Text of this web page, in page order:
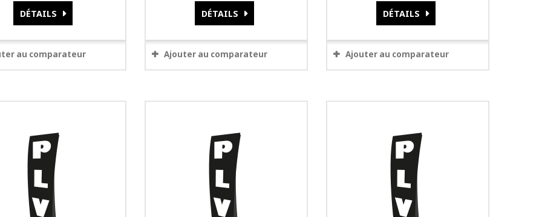
DÉTAILS
au comparateur
DÉTAILS
Ajouter au comparateur
DÉTAILS
Ajouter au comparateur